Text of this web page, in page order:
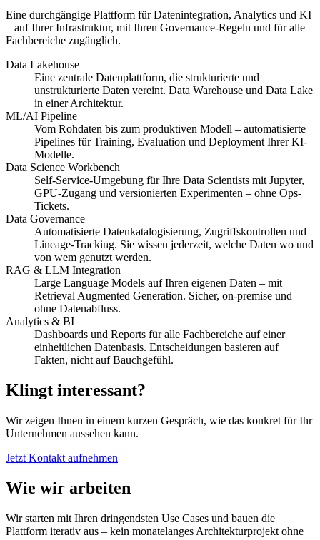
Eine durchgängige Plattform für Datenintegration, Analytics und KI
– auf Ihrer Infrastruktur, mit Ihren Governance-Regeln und für alle
Fachbereiche zugänglich.
Data Lakehouse
Eine zentrale Datenplattform, die strukturierte und
unstrukturierte Daten vereint. Data Warehouse und Data Lake
in einer Architektur.
ML/AI Pipeline
Vom Rohdaten bis zum produktiven Modell – automatisierte
Pipelines für Training, Evaluation und Deployment Ihrer KI-
Modelle.
Data Science Workbench
Self-Service-Umgebung für Ihre Data Scientists mit Jupyter,
GPU-Zugang und versionierten Experimenten – ohne Ops-
Tickets.
Data Governance
Automatisierte Datenkatalogisierung, Zugriffskontrollen und
Lineage-Tracking. Sie wissen jederzeit, welche Daten wo und
von wem genutzt werden.
RAG & LLM Integration
Large Language Models auf Ihren eigenen Daten – mit
Retrieval Augmented Generation. Sicher, on-premise und
ohne Datenabfluss.
Analytics & BI
Dashboards und Reports für alle Fachbereiche auf einer
einheitlichen Datenbasis. Entscheidungen basieren auf
Fakten, nicht auf Bauchgefühl.
Klingt interessant?
Wir zeigen Ihnen in einem kurzen Gespräch, wie das konkret für Ihr
Unternehmen aussehen kann.
Jetzt Kontakt aufnehmen
Wie wir arbeiten
Wir starten mit Ihren dringendsten Use Cases und bauen die
Plattform iterativ aus – kein monatelanges Architekturprojekt ohne